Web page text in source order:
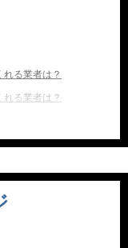
れる業者は？
れる業者は？
れる業者は？
！